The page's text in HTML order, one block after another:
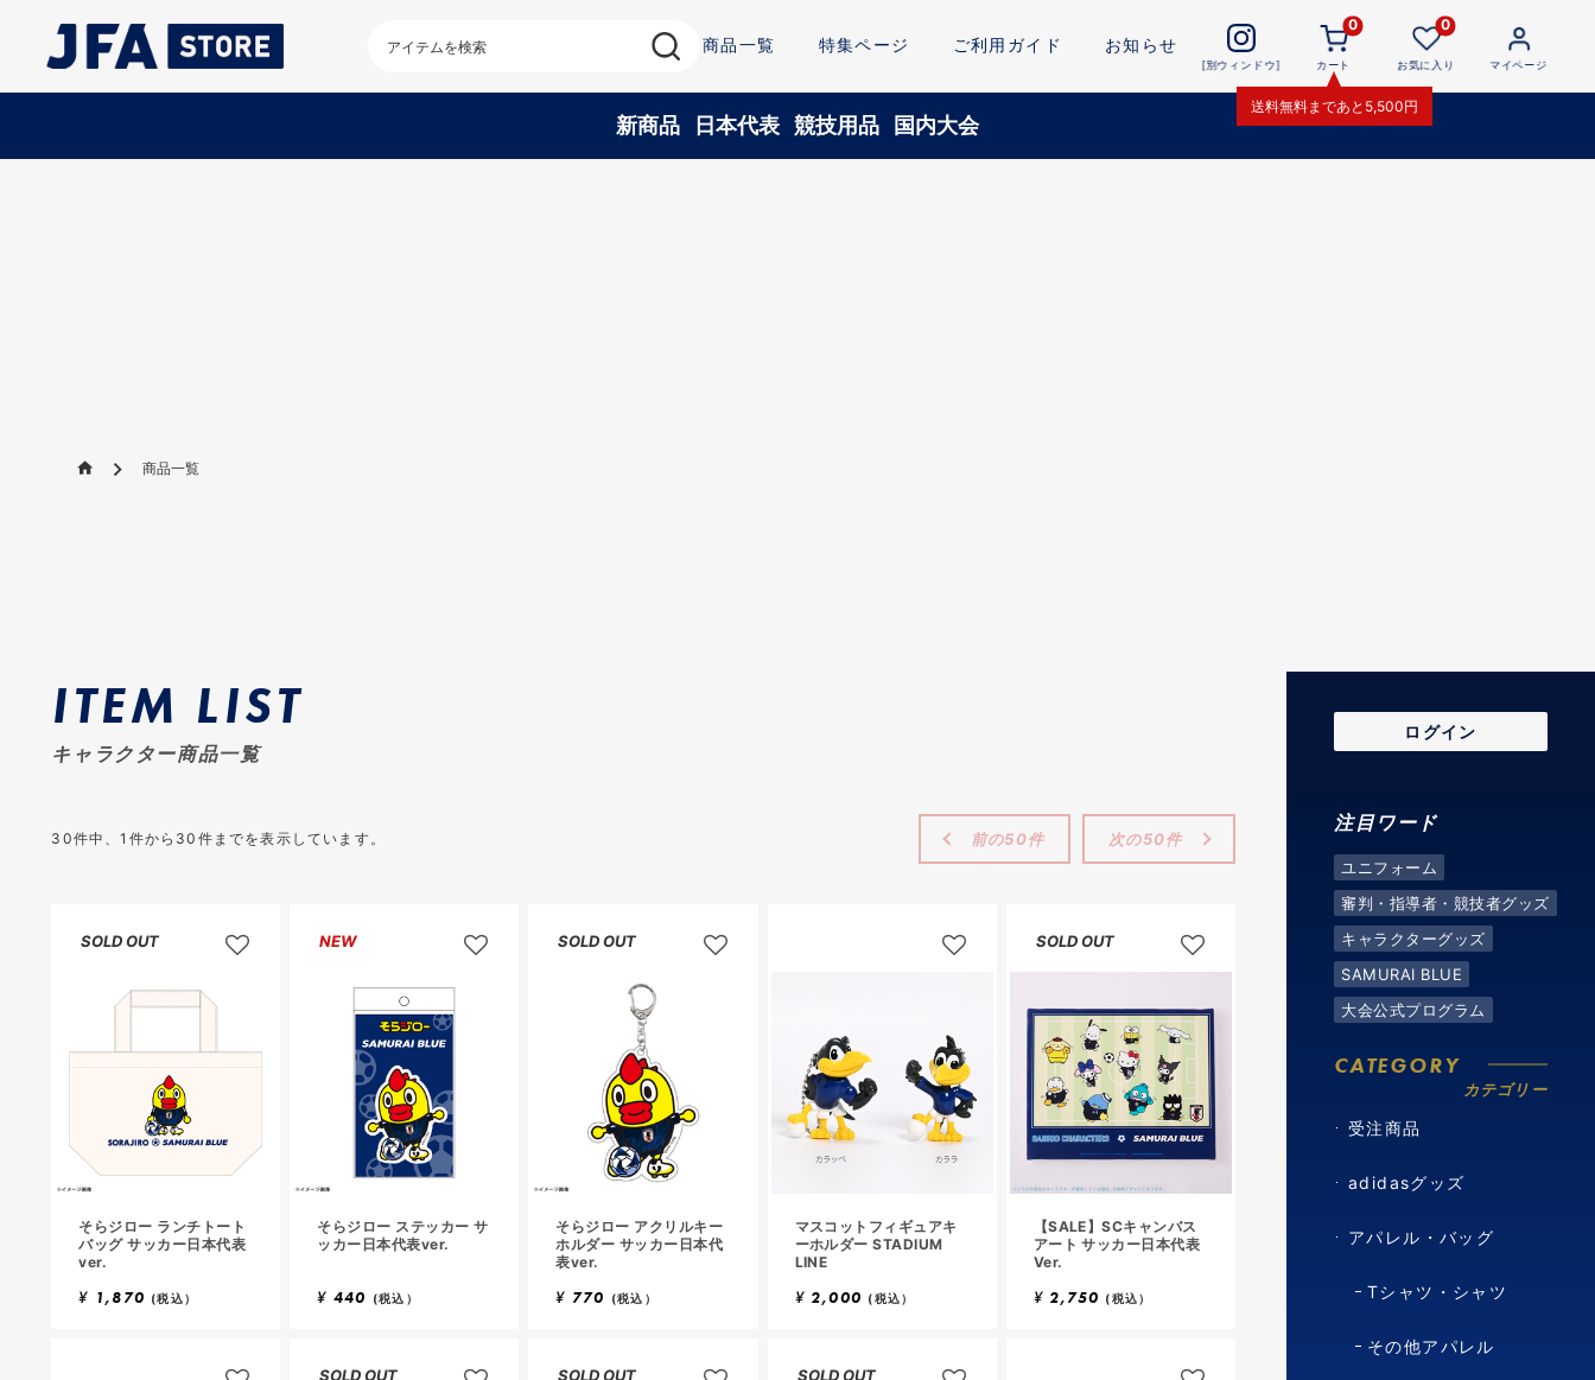
商品一覧 特集ページ ご利用ガイド お知らせ
[別ウィンドウ]
0
カート
送料無料まであと 5,500円
0
お気に入り マイページ
新商品 日本代表 競技用品 国内大会
商品一覧
ITEM LIST
キャラクター商品一覧
30件中、1 件から 30 件までを表示しています。 前の50件 次の50件
SOLD OUT
そらジロー ランチトート
バッグ サッカー日本代表
ver.
¥ 1,870 (税込）
NEW
そらジロー ステッカー サ
ッカー日本代表ver.
¥ 440 (税込）
SOLD OUT
そらジロー アクリルキー
ホルダー サッカー日本代
表ver.
¥ 770 (税込）
マスコットフィギュアキ
ーホルダー STADIUM
LINE
¥ 2,000 (税込）
SOLD OUT
【SALE】SCキャンバス
アート サッカー日本代表
Ver.
¥ 2,750 (税込）
SOLD OUT SOLD OUT SOLD OUT
ログイン
注目ワード
ユニフォーム
審判・指導者・競技者グッズ
キャラクターグッズ
SAMURAI BLUE
大会公式プログラム
CATEGORY
カテゴリー
受注商品
adidasグッズ
アパレル・バッグ
Tシャツ・シャツ
その他アパレル